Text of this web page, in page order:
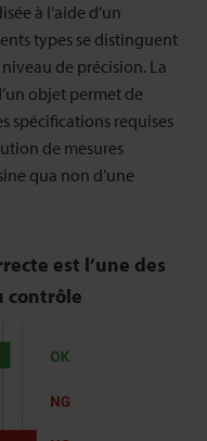
à l’aide d’un
types se distinguent
de précision. La
objet permet de
spécifications requises
de mesures
qua non d’une
est l’une des
contrôle